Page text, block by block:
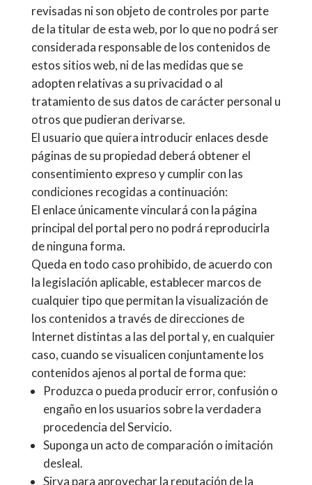
revisadas ni son objeto de controles por parte
de la titular de esta web, por lo que no podrá ser
considerada responsable de los contenidos de
estos sitios web, ni de las medidas que se
adopten relativas a su privacidad o al
tratamiento de sus datos de carácter personal u
otros que pudieran derivarse.
El usuario que quiera introducir enlaces desde
páginas de su propiedad deberá obtener el
consentimiento expreso y cumplir con las
condiciones recogidas a continuación:
El enlace únicamente vinculará con la página
principal del portal pero no podrá reproducirla
de ninguna forma.
Queda en todo caso prohibido, de acuerdo con
la legislación aplicable, establecer marcos de
cualquier tipo que permitan la visualización de
los contenidos a través de direcciones de
Internet distintas a las del portal y, en cualquier
caso, cuando se visualicen conjuntamente los
contenidos ajenos al portal de forma que:
Produzca o pueda producir error, confusión o
engaño en los usuarios sobre la verdadera
procedencia del Servicio.
Suponga un acto de comparación o imitación
desleal.
Sirva para aprovechar la reputación de la